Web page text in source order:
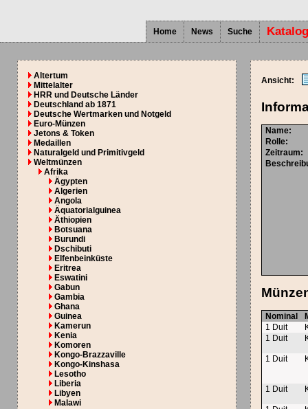
Home News Suche Katalog
Altertum
Mittelalter
HRR und Deutsche Länder
Deutschland ab 1871
Deutsche Wertmarken und Notgeld
Euro-Münzen
Jetons & Token
Medaillen
Naturalgeld und Primitivgeld
Weltmünzen
Afrika
Ägypten
Algerien
Angola
Äquatorialguinea
Äthiopien
Botsuana
Burundi
Dschibuti
Elfenbeinküste
Eritrea
Eswatini
Gabun
Gambia
Ghana
Guinea
Kamerun
Kenia
Komoren
Kongo-Brazzaville
Kongo-Kinshasa
Lesotho
Liberia
Libyen
Malawi
Ansicht:
Name:
Rolle:
Zeitraum:
Nominal
1 Duit
1 Duit
1 Duit
1 Duit